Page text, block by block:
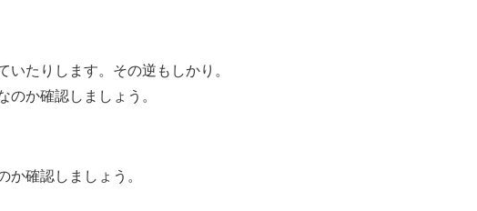
たりします。その逆もしかり。
か確認しましょう。
確認しましょう。